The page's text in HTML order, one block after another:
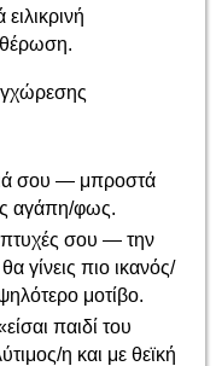
σου — μπροστά
αγάπη/φως.
πτυχές σου — την
γίνεις πιο ικανός/
μοτίβο.
παιδί του
η και με θεϊκή